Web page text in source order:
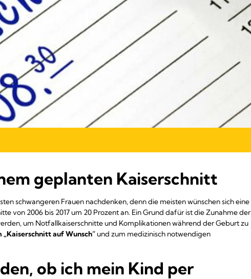
geplanten Kaiserschnitt
schwangeren Frauen nachdenken, denn die meisten wünschen sich eine
von 2006 bis 2017 um 20 Prozent an. Ein Grund dafür ist die Zunahme der
um Notfallkaiserschnitte und Komplikationen während der Geburt zu
auf Wunsch“ und zum medizinisch notwendigen
ob ich mein Kind per